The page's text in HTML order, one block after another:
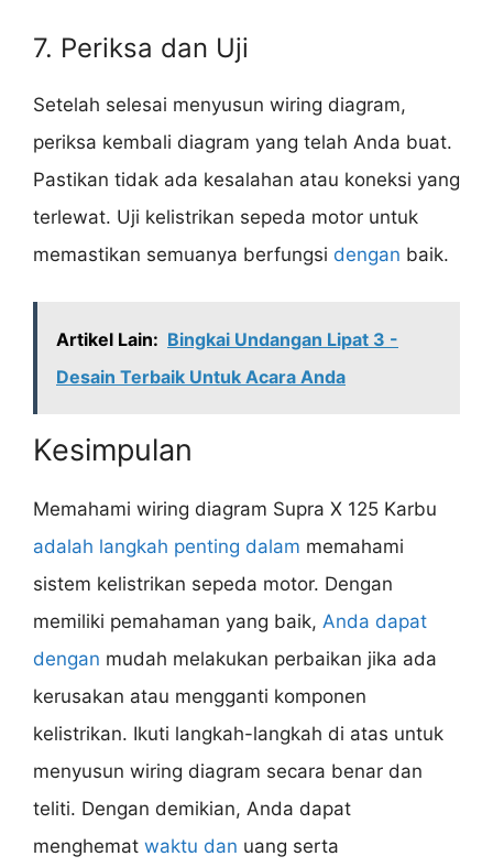
7. Periksa dan Uji
Setelah selesai menyusun wiring diagram,
periksa kembali diagram yang telah Anda buat.
Pastikan tidak ada kesalahan atau koneksi yang
terlewat. Uji kelistrikan sepeda motor untuk
memastikan semuanya berfungsi dengan baik.
Artikel Lain: Bingkai Undangan Lipat 3 -
Desain Terbaik Untuk Acara Anda
Kesimpulan
Memahami wiring diagram Supra X 125 Karbu
adalah langkah penting dalam memahami
sistem kelistrikan sepeda motor. Dengan
memiliki pemahaman yang baik, Anda dapat
dengan mudah melakukan perbaikan jika ada
kerusakan atau mengganti komponen
kelistrikan. Ikuti langkah-langkah di atas untuk
menyusun wiring diagram secara benar dan
teliti. Dengan demikian, Anda dapat
menghemat waktu dan uang serta